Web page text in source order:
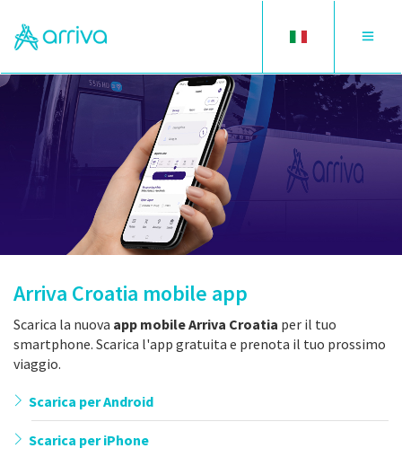
Toggle
Toggle
Arriva Croatia mobile app
Scarica la nuova app mobile Arriva Croatia per il tuo
smartphone. Scarica l'app gratuita e prenota il tuo prossimo
viaggio.
Scarica per Android
Scarica per iPhone